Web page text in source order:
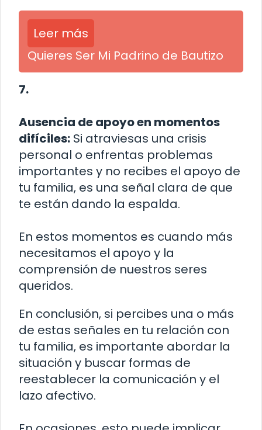
Leer más
Quieres Ser Mi Padrino de Bautizo
7.
Ausencia de apoyo en momentos
difíciles: Si atraviesas una crisis
personal o enfrentas problemas
importantes y no recibes el apoyo de
tu familia, es una señal clara de que
te están dando la espalda.
En estos momentos es cuando más
necesitamos el apoyo y la
comprensión de nuestros seres
queridos.
En conclusión, si percibes una o más
de estas señales en tu relación con
tu familia, es importante abordar la
situación y buscar formas de
reestablecer la comunicación y el
lazo afectivo.